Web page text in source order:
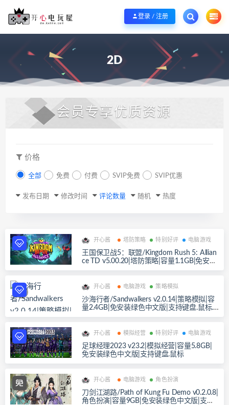
欢迎您光临开心电玩屋，本站专注分享精品整合游戏！销售只是起点！服务永无
登录 / 注册
2D
会员专享优质资源
价格
全部 免费 付费 SVIP免费 SVIP优惠
发布日期 修改时间 评论数量 随机 热度
开心酱 塔防策略 特别好评 电脑游戏
王国保卫战5：联盟/Kingdom Rush 5: Allian
ce TD v5.00.20|塔防策略|容量1.1GB|免安装
绿色中文版|支持键盘.鼠标.手柄
开心酱 电脑游戏 策略模拟
沙海行者/Sandwalkers v2.0.14|策略模拟|容
量2.4GB|免安装绿色中文版|支持键盘.鼠标.
手柄
开心酱 模拟经营 特别好评 电脑游戏
足球经理2023 v23.2|模拟经营|容量5.8GB|
免安装绿色中文版|支持键盘.鼠标
开心酱 电脑游戏 角色扮演
刀剑江湖路/Path of Kung Fu Demo v0.2.0.8|
角色扮演|容量9GB|免安装绿色中文版|支持